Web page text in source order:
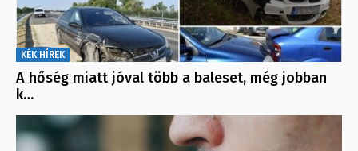
KÉK HÍREK
A hőség miatt jóval több a baleset, még jobban
k…